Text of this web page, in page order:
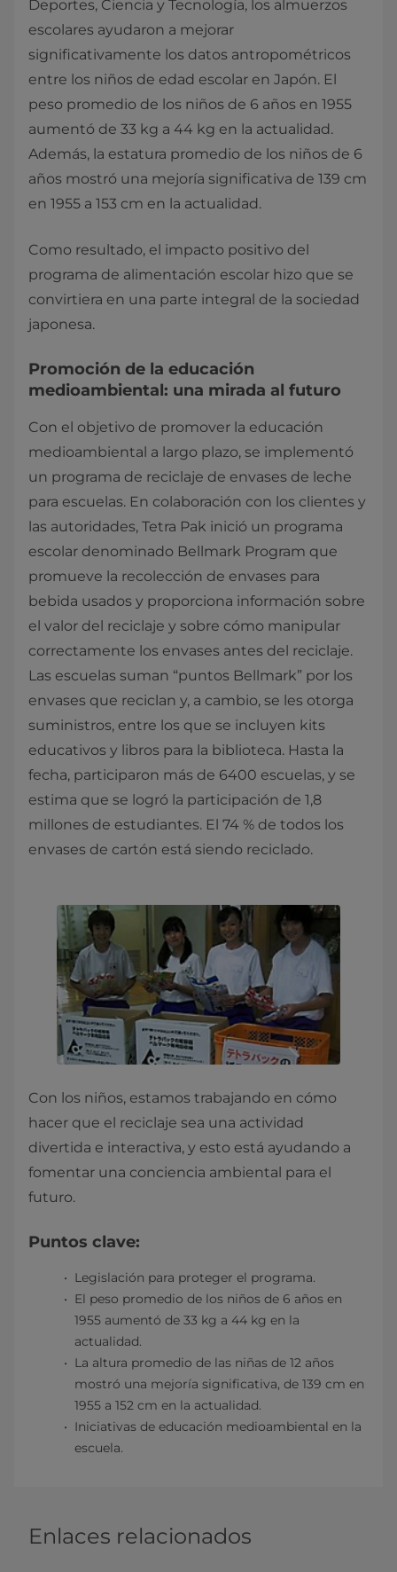
Deportes, Ciencia y Tecnología, los almuerzos
escolares ayudaron a mejorar
significativamente los datos antropométricos
entre los niños de edad escolar en Japón. El
peso promedio de los niños de 6 años en 1955
aumentó de 33 kg a 44 kg en la actualidad.
Además, la estatura promedio de los niños de 6
años mostró una mejoría significativa de 139 cm
en 1955 a 153 cm en la actualidad.
Como resultado, el impacto positivo del
programa de alimentación escolar hizo que se
convirtiera en una parte integral de la sociedad
japonesa.
Promoción de la educación
medioambiental: una mirada al futuro
Con el objetivo de promover la educación
medioambiental a largo plazo, se implementó
un programa de reciclaje de envases de leche
para escuelas. En colaboración con los clientes y
las autoridades, Tetra Pak inició un programa
escolar denominado Bellmark Program que
promueve la recolección de envases para
bebida usados y proporciona información sobre
el valor del reciclaje y sobre cómo manipular
correctamente los envases antes del reciclaje.
Las escuelas suman “puntos Bellmark” por los
envases que reciclan y, a cambio, se les otorga
suministros, entre los que se incluyen kits
educativos y libros para la biblioteca. Hasta la
fecha, participaron más de 6400 escuelas, y se
estima que se logró la participación de 1,8
millones de estudiantes. El 74 % de todos los
envases de cartón está siendo reciclado.
Con los niños, estamos trabajando en cómo
hacer que el reciclaje sea una actividad
divertida e interactiva, y esto está ayudando a
fomentar una conciencia ambiental para el
futuro.
Puntos clave:
Legislación para proteger el programa.
El peso promedio de los niños de 6 años en
1955 aumentó de 33 kg a 44 kg en la
actualidad.
La altura promedio de las niñas de 12 años
mostró una mejoría significativa, de 139 cm en
1955 a 152 cm en la actualidad.
Iniciativas de educación medioambiental en la
escuela.
Enlaces relacionados